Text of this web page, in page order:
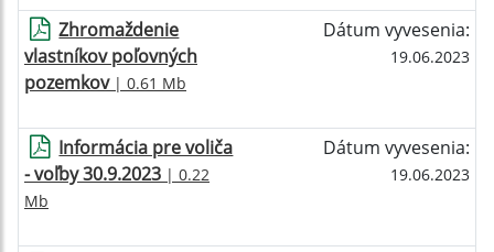
Zhromaždenie
vlastníkov poľovných
pozemkov| 0.61 Mb
Dátum vyvesenia:
19.06.2023
Informácia pre voliča
- voľby 30.9.2023 | 0.22
Mb
Dátum vyvesenia:
19.06.2023